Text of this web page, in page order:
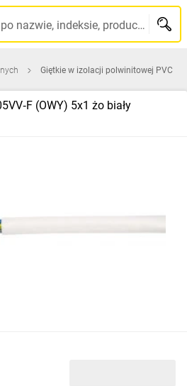
Szukaj po nazwie, indeksie, producencie, kodzie kreskowym...
Giętkie w izolacji polwinitowej PVC
(OWY) 5x1 żo biały